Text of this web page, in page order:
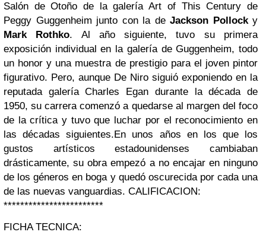
Salón de Otoño de la galería Art of This Century de
Peggy Guggenheim junto con la de Jackson Pollocky
Mark Rothko. Al año siguiente, tuvo su primera
exposición individual en la galería de Guggenheim, todo
un honor y una muestra de prestigio para el joven pintor
figurativo. Pero, aunque De Niro siguió exponiendo en la
reputada galería Charles Egan durante la década de
1950, su carrera comenzó a quedarse al margen del foco
de la crítica y tuvo que luchar por el reconocimiento en
las décadas siguientes.En unos años en los que los
gustos artísticos estadounidenses cambiaban
drásticamente, su obra empezó a no encajar en ninguno
de los géneros en boga y quedó oscurecida por cada una
de las nuevas vanguardias. CALIFICACION:
************************
FICHA TECNICA: